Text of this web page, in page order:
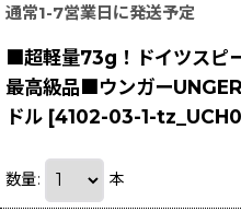
通常1-7営業日に発送予定
■超軽量73g！ドイツスピ
最高級品■ウンガー
ドル [4102-03-1-
数量: 本